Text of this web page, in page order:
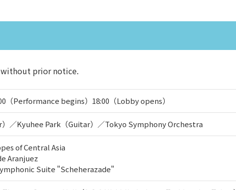
without prior notice.
（Performance begins）18:00（Lobby opens）
／Kyuhee Park（Guitar）／Tokyo Symphony Orchestra
of Central Asia
Aranjuez
Suite "Scheherazade"